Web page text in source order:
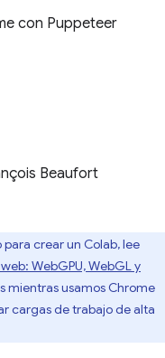
con Puppeteer
Beaufort
para crear un Colab, lee
WebGPU, WebGL y
mientras usamos Chrome
cargas de trabajo de alta